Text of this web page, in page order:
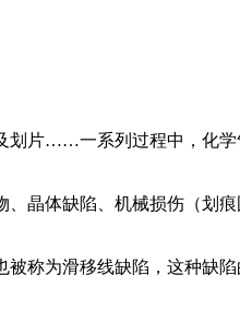
片……一系列过程中，化
晶体缺陷、机械损伤（划
称为滑移线缺陷，这种缺